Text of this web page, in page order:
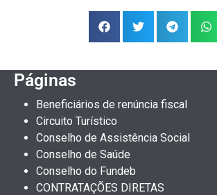
Páginas
Beneficiários de renúncia fiscal
Circuito Turístico
Conselho de Assistência Social
Conselho de Saúde
Conselho do Fundeb
CONTRATAÇÕES DIRETAS